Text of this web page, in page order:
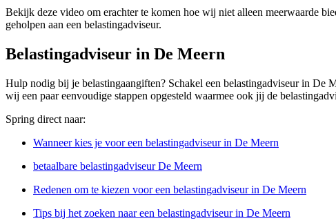
Bekijk deze video om erachter te komen hoe wij niet alleen meerwaarde
geholpen aan een belastingadviseur.
Belastingadviseur in De Meern
Hulp nodig bij je belastingaangiften? Schakel een belastingadviseur in De
wij een paar eenvoudige stappen opgesteld waarmee ook jij de
Spring direct naar:
Wanneer kies je voor een belastingadviseur in De Meern
betaalbare belastingadviseur De Meern
Redenen om te kiezen voor een belastingadviseur in De Meern
Tips bij het zoeken naar een belastingadviseur in De Meern